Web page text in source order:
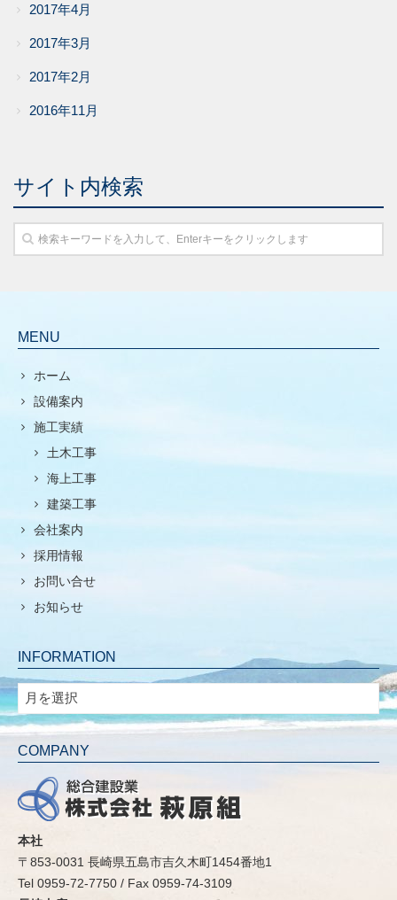
2017年4月
2017年3月
2017年2月
2016年11月
サイト内検索
MENU
ホーム
設備案内
施工実績
土木工事
海上工事
建築工事
会社案内
採用情報
お問い合せ
お知らせ
INFORMATION
INFORMATION
COMPANY
本社
〒853-0031 長崎県五島市吉久木町1454番地1
Tel 0959-72-7750 / Fax 0959-74-3109